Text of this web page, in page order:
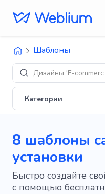
Шаблоны
Дизайны 'E-commerce'
Категории
8 шаблоны
установки
Быстро создайте
с помощью